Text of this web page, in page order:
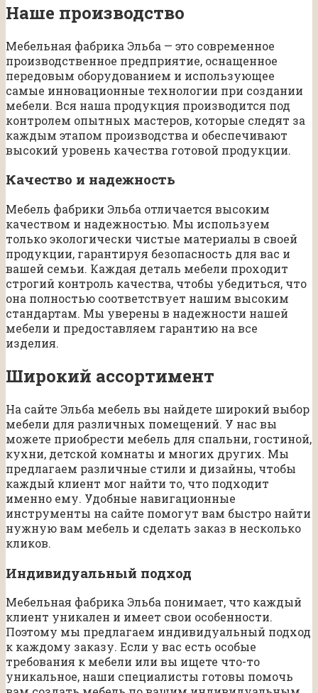
Наше производство
Мебельная фабрика Эльба — это современное
производственное предприятие, оснащенное
передовым оборудованием и использующее
самые инновационные технологии при создании
мебели. Вся наша продукция производится под
контролем опытных мастеров, которые следят за
каждым этапом производства и обеспечивают
высокий уровень качества готовой продукции.
Качество и надежность
Мебель фабрики Эльба отличается высоким
качеством и надежностью. Мы используем
только экологически чистые материалы в своей
продукции, гарантируя безопасность для вас и
вашей семьи. Каждая деталь мебели проходит
строгий контроль качества, чтобы убедиться, что
она полностью соответствует нашим высоким
стандартам. Мы уверены в надежности нашей
мебели и предоставляем гарантию на все
изделия.
Широкий ассортимент
На сайте Эльба мебель вы найдете широкий выбор
мебели для различных помещений. У нас вы
можете приобрести мебель для спальни, гостиной,
кухни, детской комнаты и многих других. Мы
предлагаем различные стили и дизайны, чтобы
каждый клиент мог найти то, что подходит
именно ему. Удобные навигационные
инструменты на сайте помогут вам быстро найти
нужную вам мебель и сделать заказ в несколько
кликов.
Индивидуальный подход
Мебельная фабрика Эльба понимает, что каждый
клиент уникален и имеет свои особенности.
Поэтому мы предлагаем индивидуальный подход
к каждому заказу. Если у вас есть особые
требования к мебели или вы ищете что-то
уникальное, наши специалисты готовы помочь